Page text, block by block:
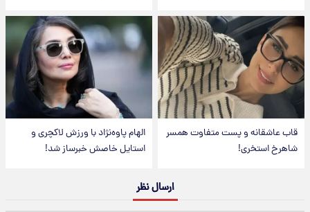
قاب عاشقانه و پست متفاوت همسر
شاهرخ استخری!
الهام پاوه‌نژاد با ورزش لاکچری و
استایل خاصش خبرساز شد!
ارسال نظر